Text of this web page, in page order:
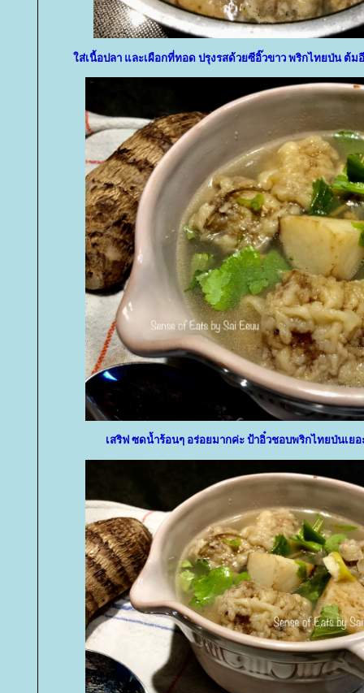
ส่เนื้อปลา และเผือกที่ทอด ปรุงรสด้วยซีอิ๊วขาว พริกไทยป่น ต้ม
เสริฟ ซดน้ำร้อนๆ อร่อยมากค่ะ ป้าอิ๋วชอบพริกไทยป่นเย